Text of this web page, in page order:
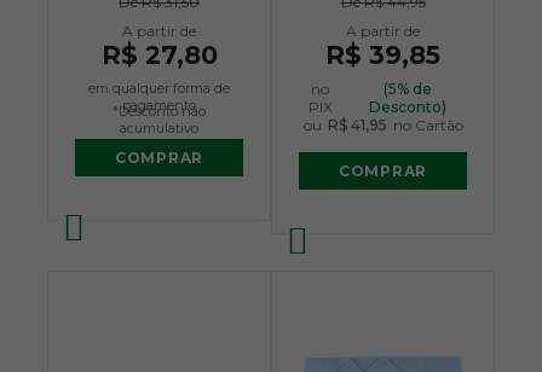
R$ 27,80
em qualquer forma de
pagamento
*Desconto não
acumulativo
COMPRAR
R$ 39,85
no
PIX
(5% de
Desconto)
ou R$ 41,95 no Cartão
COMPRAR